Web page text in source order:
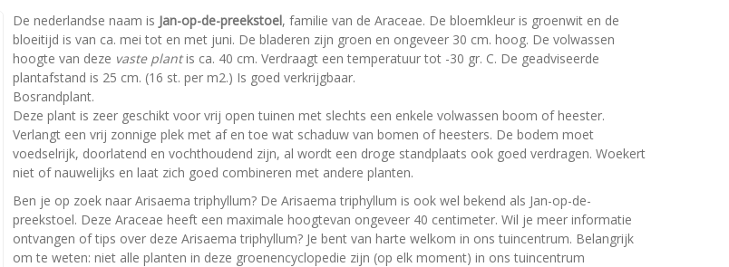
De nederlandse naam is Jan-op-de-preekstoel, familie van de Araceae. De bloemkleur is groenwit en de
bloeitijd is van ca. mei tot en met juni. De bladeren zijn groen en ongeveer 30 cm. hoog. De volwassen
hoogte van deze vaste plantis ca. 40 cm. Verdraagt een temperatuur tot -30 gr. C. De geadviseerde
plantafstand is 25 cm. (16 st. per m2.) Is goed verkrijgbaar.
Bosrandplant.
Deze plant is zeer geschikt voor vrij open tuinen met slechts een enkele volwassen boom of heester.
Verlangt een vrij zonnige plek met af en toe wat schaduw van bomen of heesters. De bodem moet
voedselrijk, doorlatend en vochthoudend zijn, al wordt een droge standplaats ook goed verdragen. Woekert
niet of nauwelijks en laat zich goed combineren met andere planten.
Ben je op zoek naar Arisaema triphyllum? De Arisaema triphyllum is ook wel bekend als Jan-op-de-
preekstoel. Deze Araceae heeft een maximale hoogtevan ongeveer 40 centimeter. Wil je meer informatie
ontvangen of tips over deze Arisaema triphyllum? Je bent van harte welkom in ons tuincentrum. Belangrijk
om te weten: niet alle planten in deze groenencyclopedie zijn (op elk moment) in ons tuincentrum